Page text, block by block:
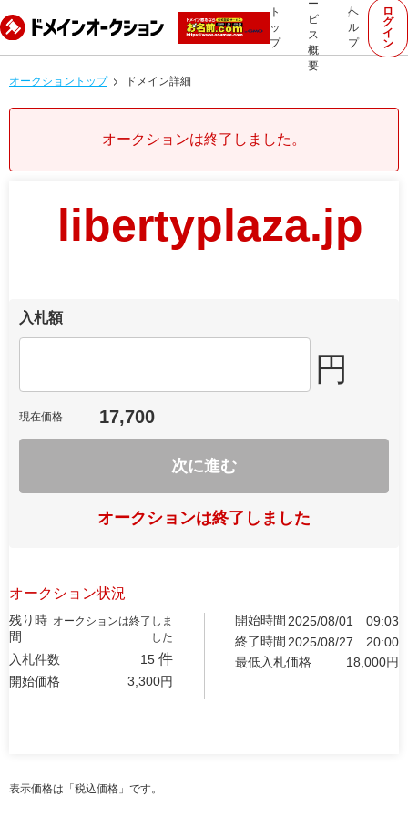
ト
ッ
プ
ー
ビ
ス
概
要
ヘ
ル
プ
ロ
グ
イ
ン
オークショントップ ドメイン詳細
オークションは終了しました。
libertyplaza.jp
入札額
円
現在価格 17,700
次に進む
オークションは終了しました
オークション状況
残り時
間
オークションは終了しま
した
入札件数 15 件
開始価格 3,300円
開始時間 2025/08/01
09:03
終了時間 2025/08/27
20:00
最低入札価格
18,000円
表示価格は「税込価格」です。